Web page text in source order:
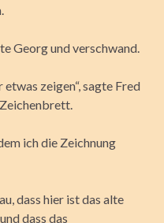
Georg und verschwand.
etwas zeigen“, sagte Fred
ich die Zeichnung
dass hier ist das alte
dass das